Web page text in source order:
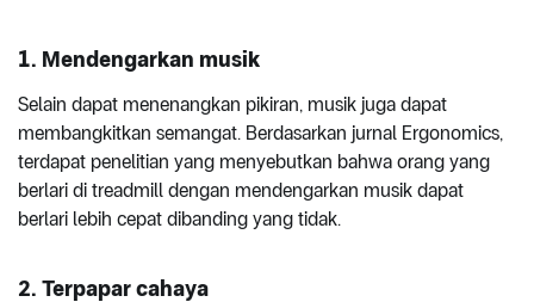
1. Mendengarkan musik
Selain dapat menenangkan pikiran, musik juga dapat
membangkitkan semangat. Berdasarkan jurnal Ergonomics,
terdapat penelitian yang menyebutkan bahwa orang yang
berlari di treadmill dengan mendengarkan musik dapat
berlari lebih cepat dibanding yang tidak.
2. Terpapar cahaya